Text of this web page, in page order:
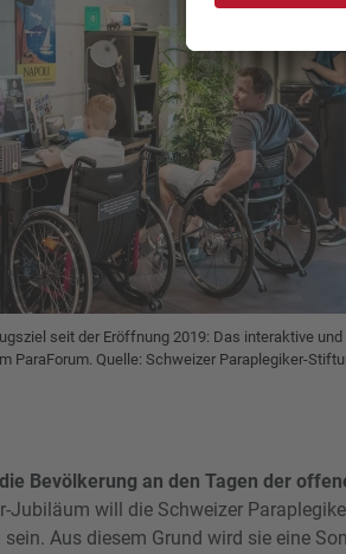
seit der Eröffnung 2019: Das interaktive
ParaForum. Quelle: Schweizer Paraplegiker-
Bevölkerung an den Tagen der
Jubiläum will die Schweizer
sein. Aus diesem Grund wird sie eine